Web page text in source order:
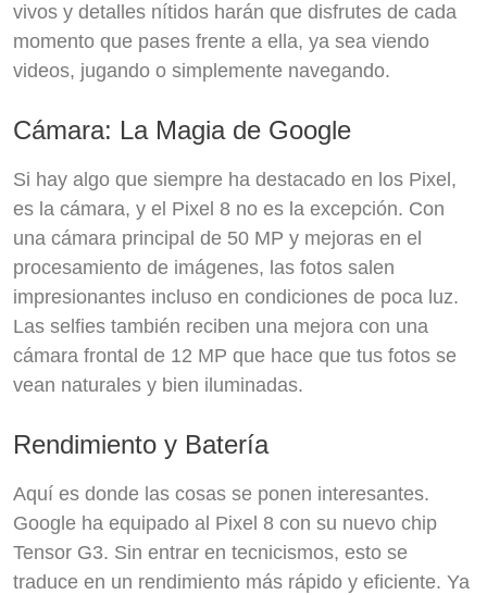
vivos y detalles nítidos harán que disfrutes de cada
momento que pases frente a ella, ya sea viendo
videos, jugando o simplemente navegando.
Cámara: La Magia de Google
Si hay algo que siempre ha destacado en los Pixel,
es la cámara, y el Pixel 8 no es la excepción. Con
una cámara principal de 50 MP y mejoras en el
procesamiento de imágenes, las fotos salen
impresionantes incluso en condiciones de poca luz.
Las selfies también reciben una mejora con una
cámara frontal de 12 MP que hace que tus fotos se
vean naturales y bien iluminadas.
Rendimiento y Batería
Aquí es donde las cosas se ponen interesantes.
Google ha equipado al Pixel 8 con su nuevo chip
Tensor G3. Sin entrar en tecnicismos, esto se
traduce en un rendimiento más rápido y eficiente. Ya